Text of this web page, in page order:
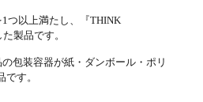
つ以上満たし、『THINK
製品です。
包装容器が紙・ダンボール・ポリ
す。